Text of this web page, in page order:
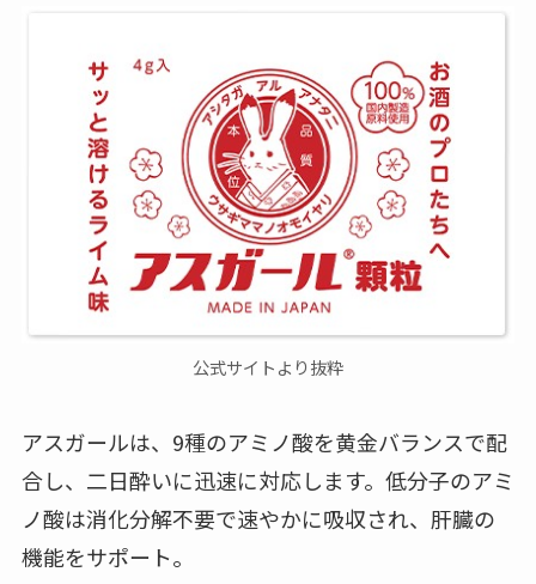
公式サイトより抜粋
アスガールは、9種のアミノ酸を黄金バランスで配
合し、二日酔いに迅速に対応します。低分子のアミ
ノ酸は消化分解不要で速やかに吸収され、肝臓の
機能をサポート。